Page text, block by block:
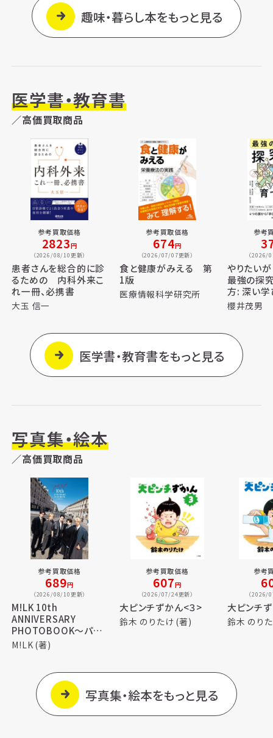
趣味・暮らし本をもっと見る
医学書・教育書
／高価買取商品
参考買取価格
2823円
（2026/08/10更新）
患者さんを総合的に診
るための 内科外来こ
れ一冊、必携書
大玉 信一
参考買取価格
674円
（2026/07/07更新）
食と健康がみえる 第
1版
医療情報科学研究所
参考
（2026/
やりたい
最強の探
方: 深い学
ーイングを
ゲージメ
櫻井茂男
医学書・教育書をもっと見る
写真集・絵本
／高価買取商品
参考買取価格
689円
（2026/08/10更新）
M!LK 10th
ANNIVERSARY
PHOTOBOOK～パリ
じゃん～
M!LK (著)
参考買取価格
607円
（2026/07/24更新）
大ピンチずかん<３>
鈴木 のりたけ (著)
参考
（2026/
大ピンチ
鈴木 のり
写真集・絵本をもっと見る